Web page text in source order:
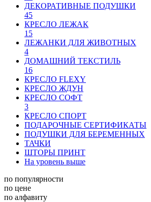
ДЕКОРАТИВНЫЕ ПОДУШКИ
45
КРЕСЛО ЛЕЖАК
15
ЛЕЖАНКИ ДЛЯ ЖИВОТНЫХ
4
ДОМАШНИЙ ТЕКСТИЛЬ
16
КРЕСЛО FLEXY
КРЕСЛО ЖДУН
КРЕСЛО СОФТ
3
КРЕСЛО СПОРТ
ПОДАРОЧНЫЕ СЕРТИФИКАТЫ
ПОДУШКИ ДЛЯ БЕРЕМЕННЫХ
ТАЧКИ
ШТОРЫ ПРИНТ
На уровень выше
по популярности
по цене
по алфавиту